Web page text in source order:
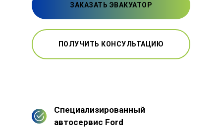
ЗАКАЗАТЬ ЭВАКУАТОР
ПОЛУЧИТЬ КОНСУЛЬТАЦИЮ
Специализированный
автосервис Ford